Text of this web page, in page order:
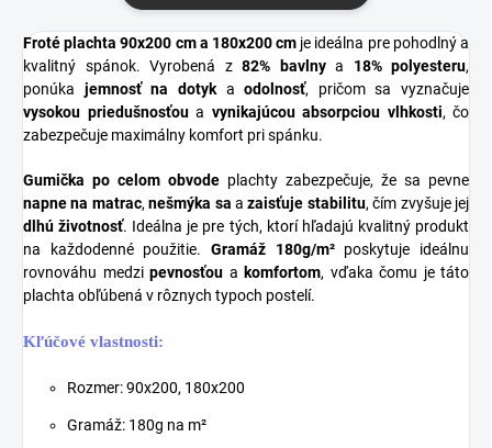
Froté plachta 90x200 cm a 180x200 cm je ideálna pre pohodlný a
kvalitný spánok. Vyrobená z 82% bavlnya 18% polyesteru,
ponúka jemnosť na dotykaodolnosť, pričom sa vyznačuje
vysokou priedušnosťoua vynikajúcou absorpciou vlhkosti, čo
zabezpečuje maximálny komfort pri spánku.
Gumička po celom obvode plachty zabezpečuje, že sa pevne
napne na matrac,nešmýka sa azaisťuje stabilitu, čím zvyšuje jej
dlhú životnosť. Ideálna je pre tých, ktorí hľadajú kvalitný produkt
na každodenné použitie. Gramáž 180g/m²poskytuje ideálnu
rovnováhu medzi pevnosťou a komfortom, vďaka čomu je táto
plachta obľúbená v rôznych typoch postelí.
Kľúčové vlastnosti:
Rozmer: 90x200, 180x200
Gramáž: 180g na m²